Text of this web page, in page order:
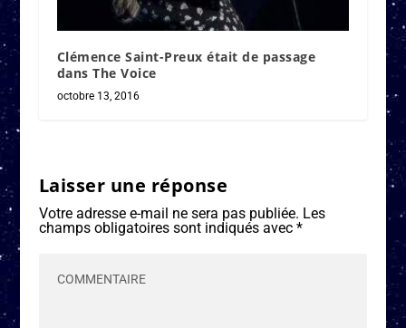
Clémence Saint-Preux était de passage
dans The Voice
octobre 13, 2016
Laisser une réponse
Votre adresse e-mail ne sera pas publiée. Les
champs obligatoires sont indiqués avec *